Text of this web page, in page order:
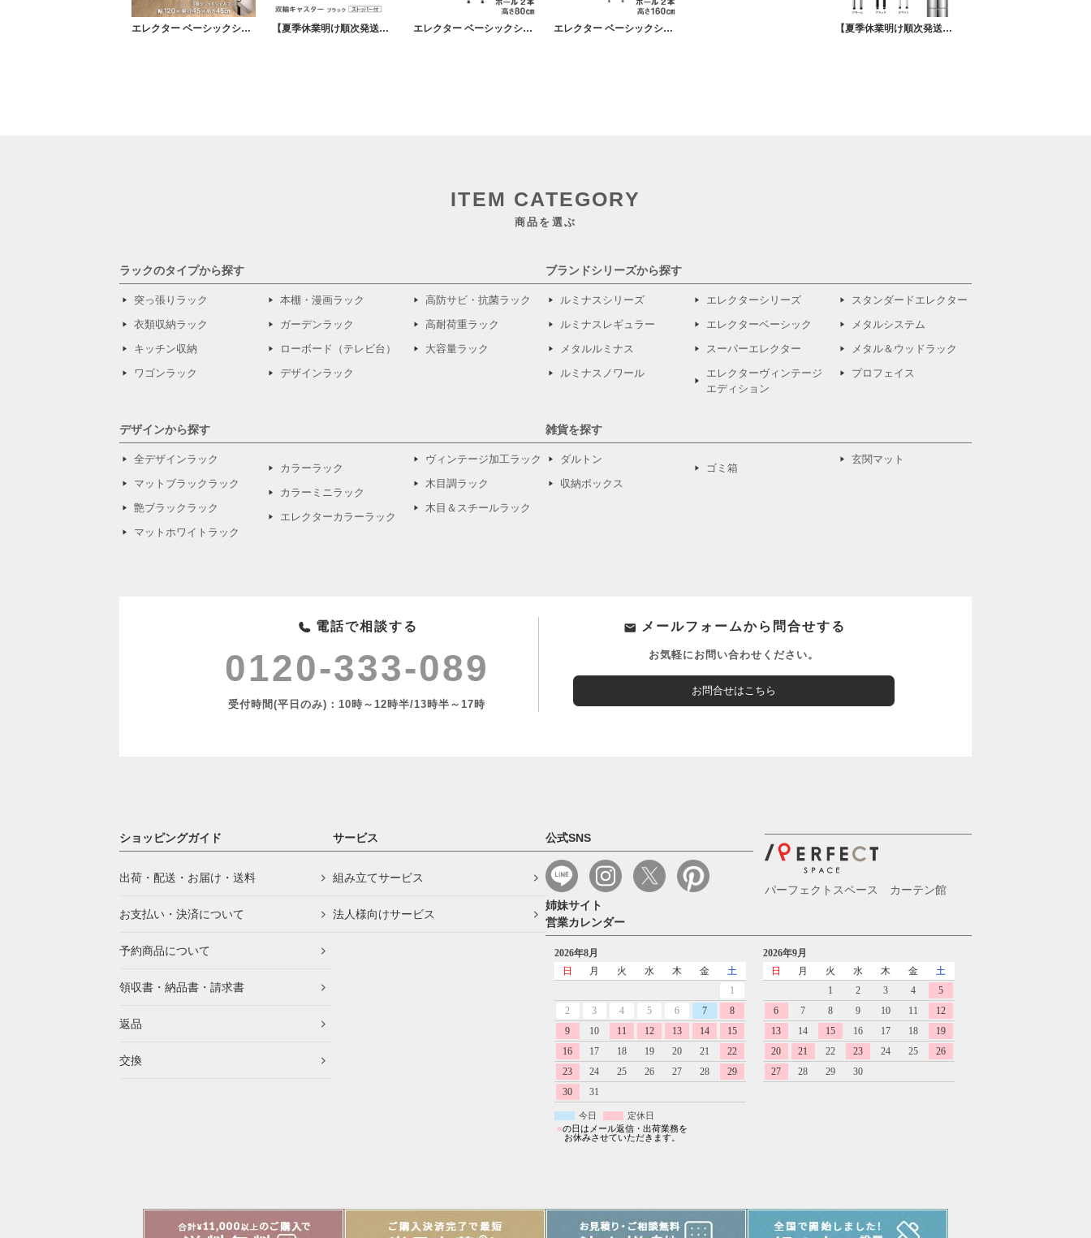
エレクター ベーシックシリーズ ヴィンテージエディション ＴＶボード ソリッドシェルフ×ワイヤーシェルフ 幅120ｘ奥行45ｘ高さ45cm BVTV1848H18SS1 【夏季休業明け順次発送】 エレクター ベーシックシリーズ 双輪キャスター ストッパー付 ブラック 直径7.5cm BDRS75EBKG パーツ エレクター ベーシックシリーズ ヴィンテージエディション ポール シルバー 80cm B32PVS2 パーツ エレクター ベーシックシリーズ ヴィンテージエディション ポール シルバー 160cm B63PVS2 パーツ 【夏季休業明け順次発送】 エレクターベーシック ポール